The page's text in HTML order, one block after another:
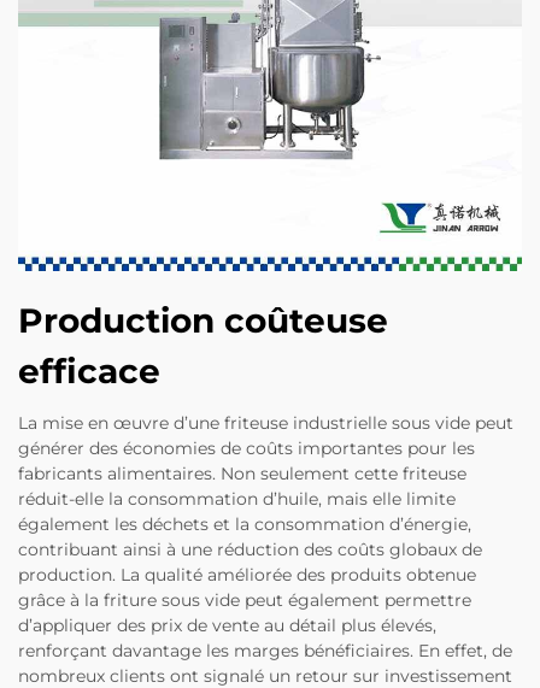
Production coûteuse
efficace
La mise en œuvre d’une friteuse industrielle sous vide peut
générer des économies de coûts importantes pour les
fabricants alimentaires. Non seulement cette friteuse
réduit-elle la consommation d’huile, mais elle limite
également les déchets et la consommation d’énergie,
contribuant ainsi à une réduction des coûts globaux de
production. La qualité améliorée des produits obtenue
grâce à la friture sous vide peut également permettre
d’appliquer des prix de vente au détail plus élevés,
renforçant davantage les marges bénéficiaires. En effet, de
nombreux clients ont signalé un retour sur investissement